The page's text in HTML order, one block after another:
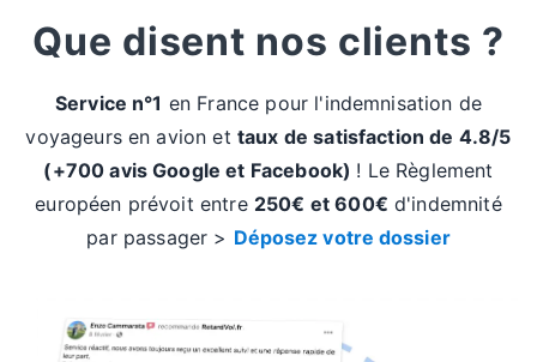
Que disent nos clients ?
Service n°1 en France pour l'indemnisation de
voyageurs en avion et taux de satisfaction de 4.8/5
(+700 avis Google et Facebook) ! Le Règlement
européen prévoit entre 250€ et 600€ d'indemnité
par passager > Déposez votre dossier